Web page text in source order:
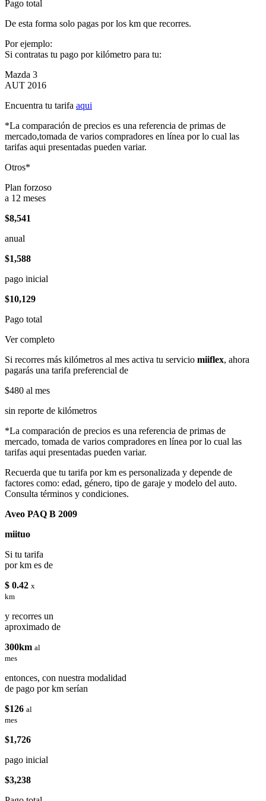
Pago total
De esta forma solo pagas por los km que recorres.
Por ejemplo:
Si contratas tu pago por kilómetro para tu:
Mazda 3
AUT 2016
Encuentra tu tarifa aqui
*La comparación de precios es una referencia de primas de
mercado,tomada de varios compradores en línea por lo cual las
tarifas aqui presentadas pueden variar.
Otros*
Plan forzoso
a 12 meses
$8,541
anual
$1,588
pago inicial
$10,129
Pago total
Ver completo
Si recorres más kilómetros al mes activa tu servicio miiflex, ahora
pagarás una tarifa preferencial de
$480 al mes
sin reporte de kilómetros
*La comparación de precios es una referencia de primas de
mercado, tomada de varios compradores en línea por lo cual las
tarifas aqui presentadas pueden variar.
Recuerda que tu tarifa por km es personalizada y depende de
factores como: edad, género, tipo de garaje y modelo del auto.
Consulta términos y condiciones.
Aveo PAQ B 2009
miituo
Si tu tarifa
por km es de
$ 0.42 x
km
y recorres un
aproximado de
300km al
mes
entonces, con nuestra modalidad
de pago por km serían
$126 al
mes
$1,726
pago inicial
$3,238